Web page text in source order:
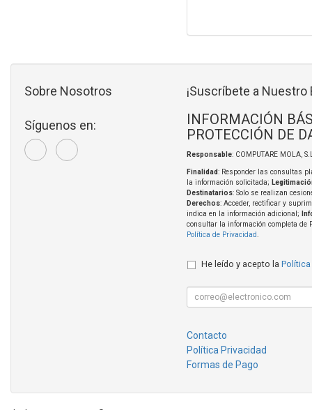
Sobre Nosotros
Síguenos en:
¡Suscríbete a Nuestro
INFORMACIÓN
PROTECCIÓN DE
Responsable: COMPUTARE MOLA,
Finalidad: Responder las consultas
la información solicitada;
Destinatarios: Solo se realizan
Derechos: Acceder, rectificar y
indica en la información adicional;
consultar la información completa de
Política de Privacidad
He leído y acepto la Política
Contacto
Política Privacidad
Formas de Pago